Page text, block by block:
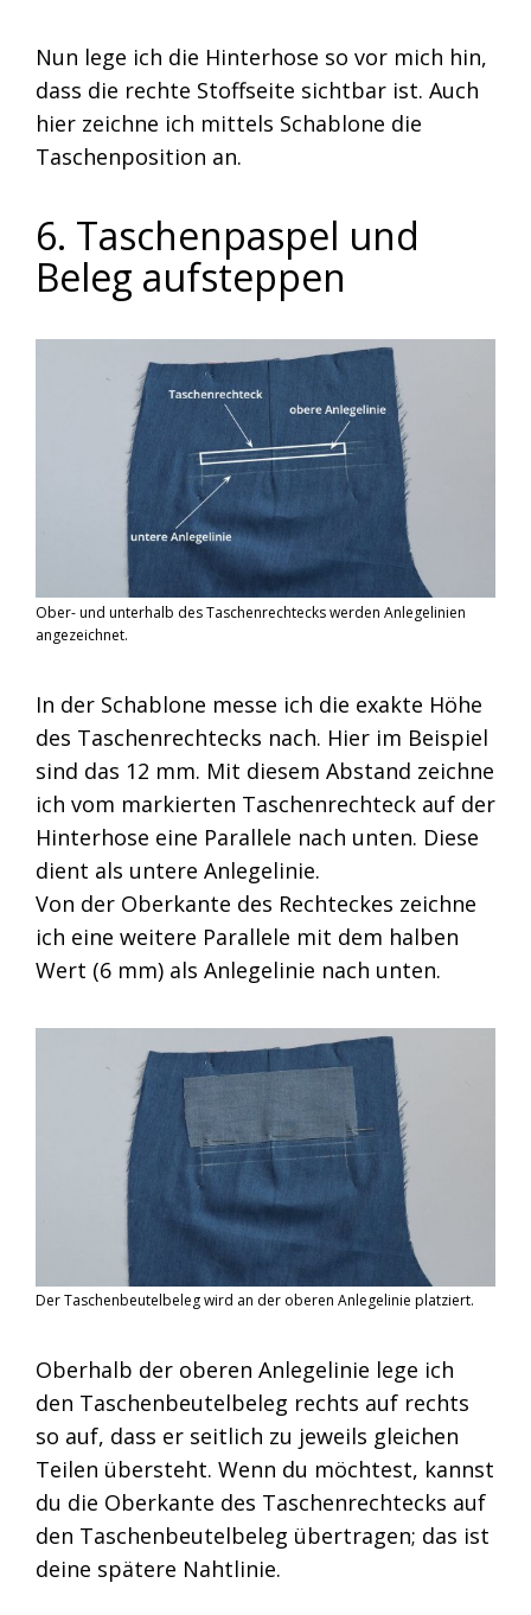
Nun lege ich die Hinterhose so vor mich hin,
dass die rechte Stoffseite sichtbar ist. Auch
hier zeichne ich mittels Schablone die
Taschenposition an.
6. Taschenpaspel und
Beleg aufsteppen
Ober- und unterhalb des Taschenrechtecks werden Anlegelinien
angezeichnet.
In der Schablone messe ich die exakte Höhe
des Taschenrechtecks nach. Hier im Beispiel
sind das 12 mm. Mit diesem Abstand zeichne
ich vom markierten Taschenrechteck auf der
Hinterhose eine Parallele nach unten. Diese
dient als untere Anlegelinie.
Von der Oberkante des Rechteckes zeichne
ich eine weitere Parallele mit dem halben
Wert (6 mm) als Anlegelinie nach unten.
Der Taschenbeutelbeleg wird an der oberen Anlegelinie platziert.
Oberhalb der oberen Anlegelinie lege ich
den Taschenbeutelbeleg rechts auf rechts
so auf, dass er seitlich zu jeweils gleichen
Teilen übersteht. Wenn du möchtest, kannst
du die Oberkante des Taschenrechtecks auf
den Taschenbeutelbeleg übertragen; das ist
deine spätere Nahtlinie.